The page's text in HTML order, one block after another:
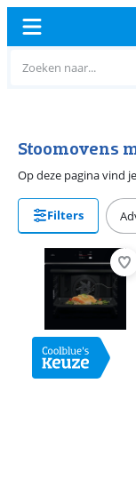
Stoomovens
Filters
Beoordeling is 9,1